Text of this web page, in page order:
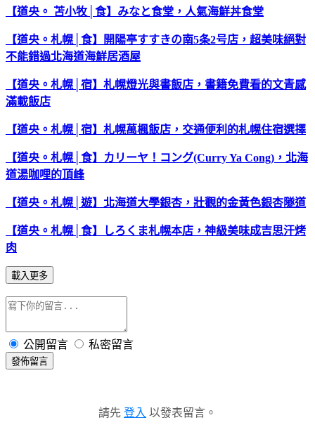
【道央。 苫小牧│食】みなと食堂，人氣海鮮丼食堂
【道央。札幌│食】開陽亭すすきの南5条2号店，超美味絕對
不能錯過北海道海鮮居酒屋
【道央。札幌│宿】札幌燈光與書飯店，書籍免費看的文青感
滿載飯店
【道央。札幌│宿】札幌萬楓飯店，交通便利的札幌住宿選擇
【道央。札幌│食】カリーヤ！コング(Curry Ya Cong)，北海
道湯咖哩的頂峰
【道央。札幌│遊】北海道大學銀杏，壯觀的金黃色銀杏隧道
【道央。札幌│食】しろくま札幌本店，神級美味成吉思汗烤
肉
載入更多
公開留言 私密留言
發佈留言
請先 登入 以發表留言。